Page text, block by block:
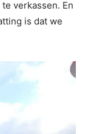
verkassen. En
is dat we